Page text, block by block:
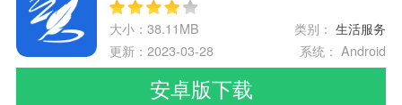
大小：38.11MB 类别：生活服务
更新：2023-03-28
系统： Android
安卓版下载